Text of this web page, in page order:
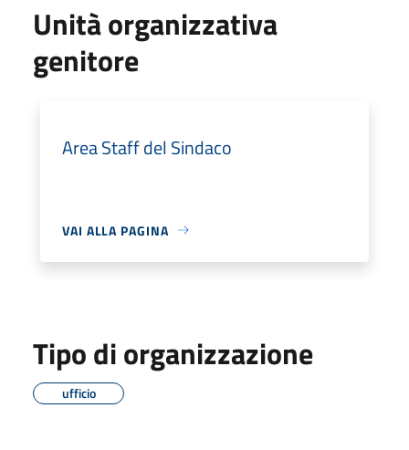
Unità organizzativa
genitore
Area Staff del Sindaco
VAI ALLA PAGINA
Tipo di organizzazione
ufficio